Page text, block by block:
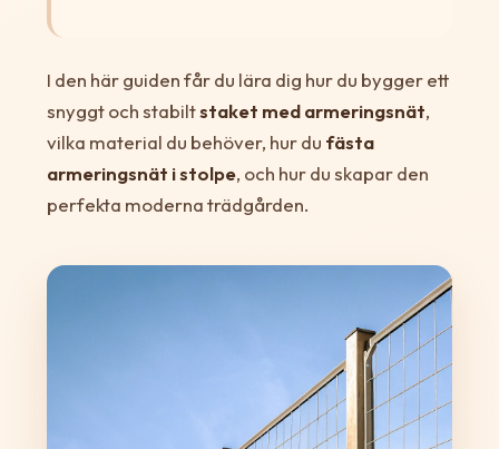
I den här guiden får du lära dig hur du bygger ett
snyggt och stabiltstaket med armeringsnät,
vilka material du behöver, hur du fästa
armeringsnät i stolpe, och hur du skapar den
perfekta moderna trädgården.